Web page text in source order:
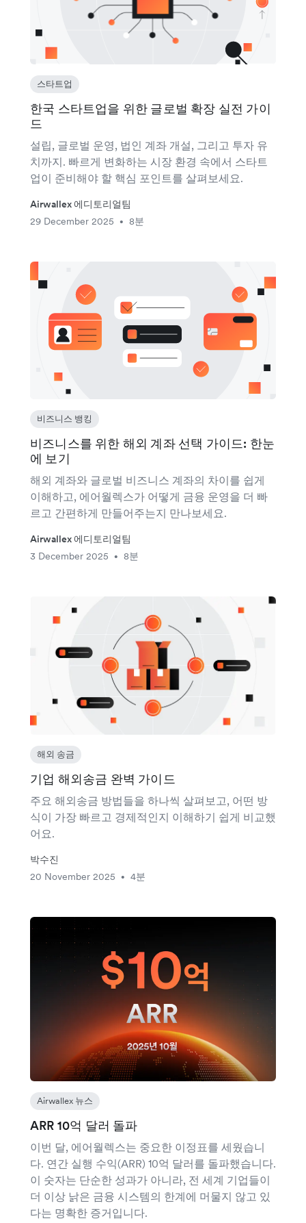
스타트업
한국 스타트업을 위한 글로벌 확장 실전 가이
드
설립, 글로벌 운영, 법인 계좌 개설, 그리고 투자 유
치까지. 빠르게 변화하는 시장 환경 속에서 스타트
업이 준비해야 할 핵심 포인트를 살펴보세요.
Airwallex 에디토리얼팀
29 December 2025
• 8분
비즈니스 뱅킹
비즈니스를 위한 해외 계좌 선택 가이드: 한눈
에 보기
해외 계좌와 글로벌 비즈니스 계좌의 차이를 쉽게
이해하고, 에어월렉스가 어떻게 금융 운영을 더 빠
르고 간편하게 만들어주는지 만나보세요.
Airwallex 에디토리얼팀
3 December 2025
• 8분
해외 송금
기업 해외송금 완벽 가이드
주요 해외송금 방법들을 하나씩 살펴보고, 어떤 방
식이 가장 빠르고 경제적인지 이해하기 쉽게 비교했
어요.
박수진
20 November 2025
• 4분
Airwallex 뉴스
ARR 10억 달러 돌파
이번 달, 에어월렉스는 중요한 이정표를 세웠습니
다. 연간 실행 수익(ARR) 10억 달러를 돌파했습니다.
이 숫자는 단순한 성과가 아니라, 전 세계 기업들이
더 이상 낡은 금융 시스템의 한계에 머물지 않고 있
다는 명확한 증거입니다.